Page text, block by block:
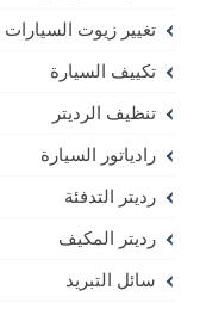
تغيير زيوت السيارات
تكييف السيارة
تنظيف الرديتر
رادياتور السيارة
رديتر التدفئة
رديتر المكيف
سائل التبريد